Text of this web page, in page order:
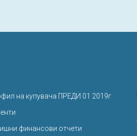
на купувача ПРЕДИ 01 2019г
финансови отчети